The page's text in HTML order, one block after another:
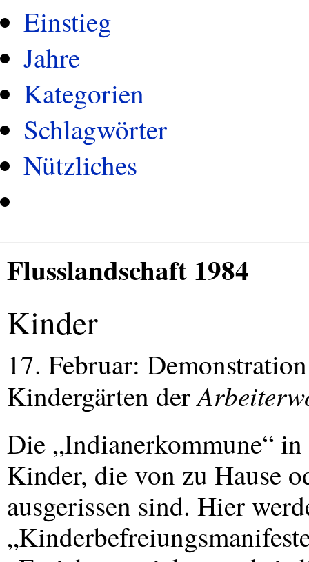
Einstieg
Jahre
Kategorien
Schlagwörter
Nützliches
Flusslandschaft 1984
Kinder
17. Februar:
Kindergärten der
Die „Indianerkommune“
Kinder, die von zu Hause
ausgerissen sind. Hier